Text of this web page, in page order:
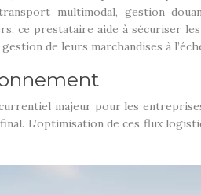
multimodal, gestion
ce prestataire aide à sécuriser
de leurs marchandises à
majeur pour les
L’optimisation de ces flux